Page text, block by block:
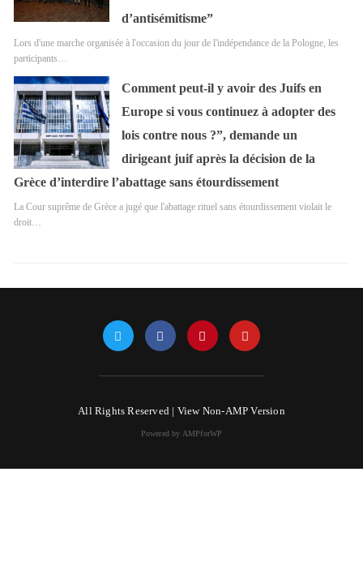
d’antisémitisme”
Lors d'une marche organisée à l'occasion du jour de l'indépendance de la Pologne, les
participants…
Comment peut-il y avoir des Juifs en
Europe si vous continuez à adopter des
lois contre nous ?”, demande un
dirigeant juif après la décision de la
Grèce d’interdire l’abattage sans étourdissement
La Cour suprême de Grèce a jugé que l'abattage rituel sans étourdissement violait le
droit…
All Rights Reserved | View Non-AMP Version
Powered by AMPforWP